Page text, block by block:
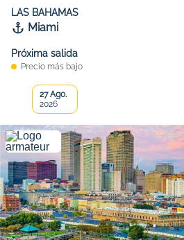
LAS BAHAMAS
Miami
Próxima salida
Precio más bajo
27 Ago.
2026